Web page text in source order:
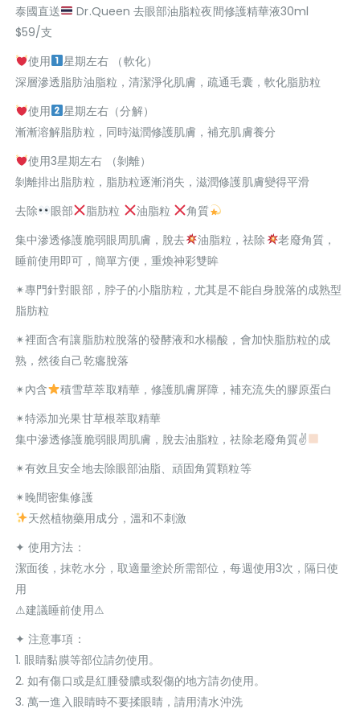
泰國直送
Dr.Queen 去眼部油脂粒夜間修護精華液30ml
$59/支
使用
星期左右 （軟化）
深層滲透脂肪油脂粒，清潔淨化肌膚，疏通毛囊，軟化脂肪粒
使用
星期左右（分解）
漸漸溶解脂肪粒，同時滋潤修護肌膚，補充肌膚養分
使用3星期左右 （剝離）
剝離排出脂肪粒，脂肪粒逐漸消失，滋潤修護肌膚變得平滑
去除
眼部 脂肪粒 油脂粒
角質
集中滲透修護脆弱眼周肌膚，脫去
油脂粒，祛除
老廢角質，
睡前使用即可，簡單方便，重煥神彩雙眸
✴專門針對眼部，脖子的小脂肪粒，尤其是不能自身脫落的成熟型
脂肪粒
✴裡面含有讓脂肪粒脫落的發酵液和水楊酸，會加快脂肪粒的成
熟，然後自己乾癟脫落
✴內含
積雪草萃取精華，修護肌膚屏障，補充流失的膠原蛋白
✴特添加光果甘草根萃取精華
集中滲透修護脆弱眼周肌膚，脫去油脂粒，祛除老廢角質✌
✴有效且安全地去除眼部油脂、頑固角質顆粒等
✴晚間密集修護
天然植物藥用成分，溫和不刺激
✦ 使用方法：
潔面後，抹乾水分，取適量塗於所需部位，每週使用3次，隔日使
用
⚠建議睡前使用⚠
✦ 注意事項：
1. 眼睛黏膜等部位請勿使用。
2. 如有傷口或是紅腫發膿或裂傷的地方請勿使用。
3. 萬一進入眼睛時不要揉眼睛，請用清水沖洗